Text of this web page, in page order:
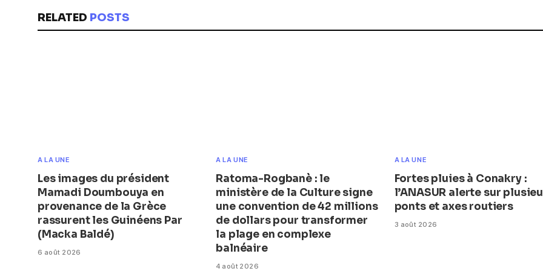
RELATED POSTS
A LA UNE
Les images du président
Mamadi Doumbouya en
provenance de la Grèce
rassurent les Guinéens Par
(Macka Baldé)
6 août 2026
A LA UNE
Ratoma-Rogbanè : le
ministère de la Culture signe
une convention de 42 millions
de dollars pour transformer
la plage en complexe
balnéaire
4 août 2026
A LA UNE
Fortes pluies à Conakry :
l’ANASUR alerte sur
ponts et axes routiers
3 août 2026